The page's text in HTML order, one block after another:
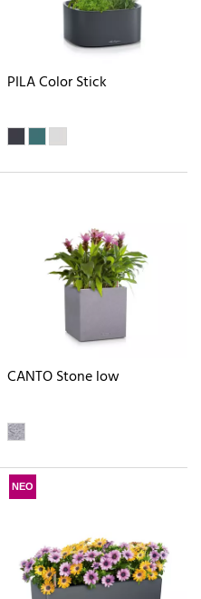
PILA Color Stick
CANTO Stone low
ΝΕΟ